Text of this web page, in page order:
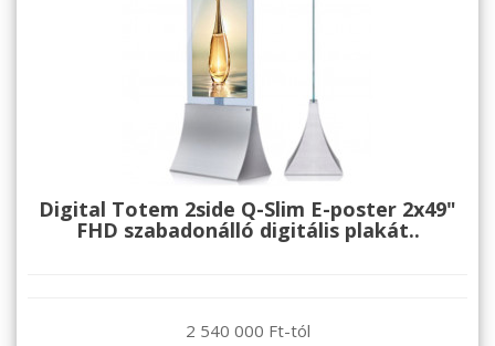
Digital Totem 2side Q-Slim E-poster 2x49"
FHD szabadonálló digitális plakát..
2 540 000 Ft-tól